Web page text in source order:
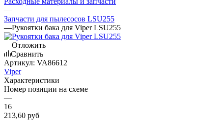
—
Запчасти для пылесосов LSU255
—Рукоятки бака для Viper LSU255
Отложить
Сравнить
Артикул: VA86612
Viper
Характеристики
Номер позиции на схеме
—
16
213,60 руб